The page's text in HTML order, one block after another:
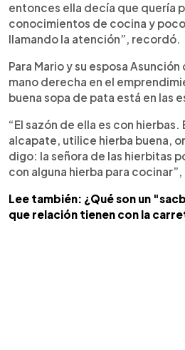
entonces ella decía que quería
conocimientos de cocina y
llamando la atención”, recordó.
Para Mario y su esposa
mano derecha en el
buena sopa de pata está en las
“El sazón de ella es con
alcapate, utilice hierba buena,
digo: la señora de las hierbitas
con alguna hierba para
Lee también: ¿Qué son un
que relación tienen con la